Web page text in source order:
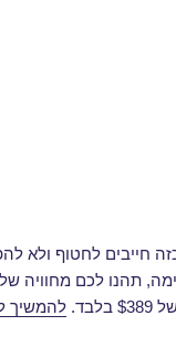
חייבים לחטוף ולא
תהנו לכם מחוויה
להמשיך